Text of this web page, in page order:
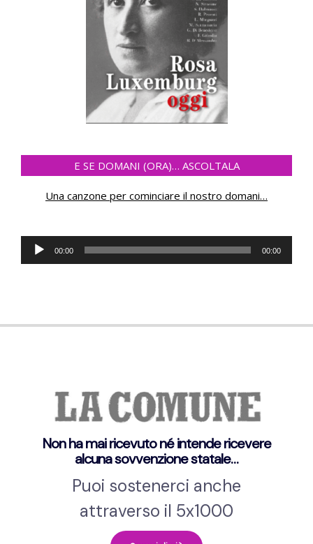
E SE DOMANI (ORA)… ASCOLTALA
Una canzone per cominciare il nostro domani…
Audio
Player
00:00 00:00
Non ha mai ricevuto né intende ricevere
alcuna sovvenzione statale…
Puoi sostenerci anche
attraverso il 5x1000